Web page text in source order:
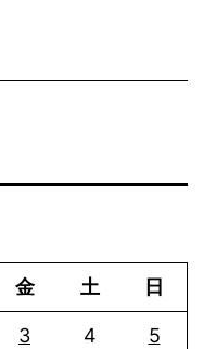
金 土 日
3 4 5